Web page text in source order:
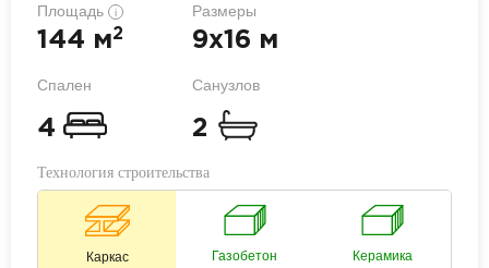
Площадь i
144 м2
Размеры
9x16 м
Спален
4
Санузлов
2
Технология строительства
Каркас Газобетон Керамика